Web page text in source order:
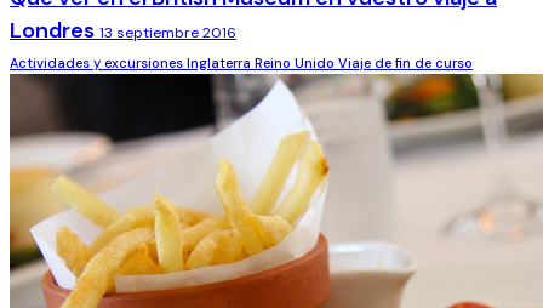
Londres 13 septiembre 2016
Actividades y excursiones Inglaterra Reino Unido Viaje de fin de curso